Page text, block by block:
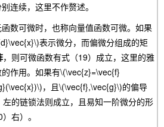
连续，这里不作赘述。
可微时，也称向量值函数可微。如果
表示微分，而偏微分组成的矩
，则可微函数有式（19）成立，这里的雅
作用。如果有\(\vec{z}=\vec{f}
，且\(\vec{f},\vec{g}\)的偏导
的链锁法则成立，且易知一阶微分的形
右）。